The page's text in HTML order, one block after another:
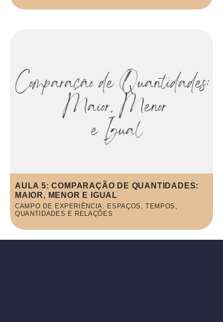
AULA 5: COMPARAÇÃO DE QUANTIDADES:
MAIOR, MENOR E IGUAL
CAMPO DE EXPERIÊNCIA: ESPAÇOS, TEMPOS,
QUANTIDADES E RELAÇÕES